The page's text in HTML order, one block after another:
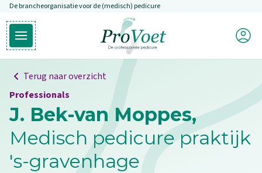
Overslaan en naar de inhoud gaan
De brancheorganisatie voor de (medisch) pedicure
Open hoofdmenu
Ga naar de homepagina
Mijn
Terug naar overzicht
Professionals
J. Bek-van Moppes,
Medisch pedicure praktijk
's-gravenhage